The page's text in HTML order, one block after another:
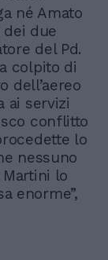
né Amato
dei due
del Pd.
colpito di
dell’aereo
ai servizi
conflitto
lo
nessuno
Martini lo
enorme”,